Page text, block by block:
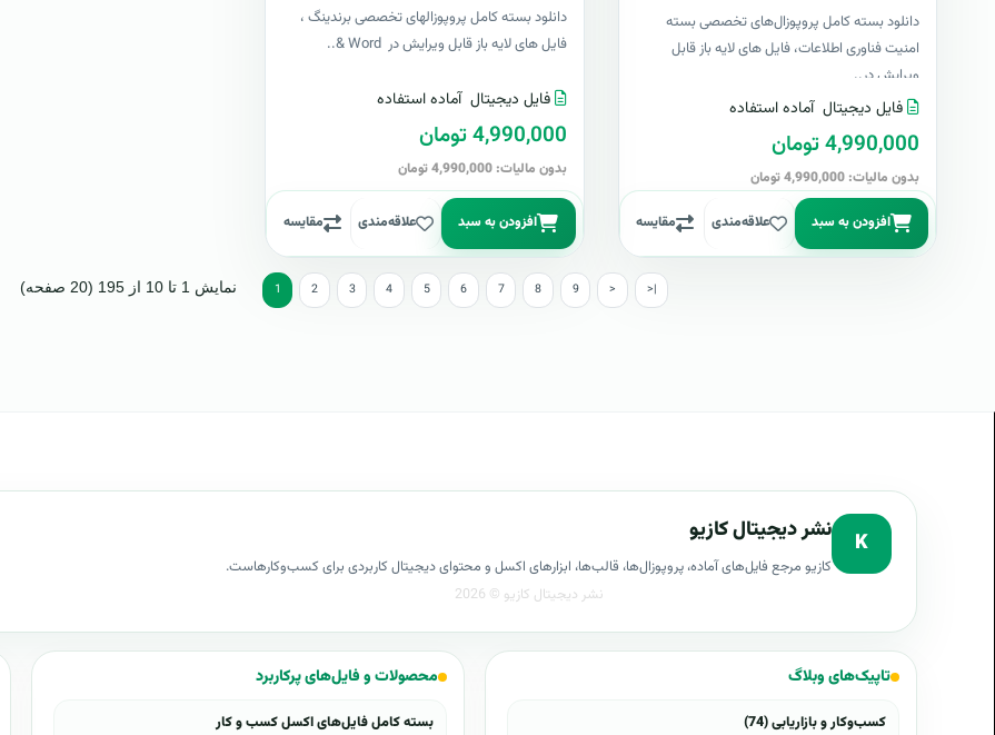
دانلود بسته کامل پروپوزال‌های تخصصی بسته
امنیت فناوری اطلاعات، فایل های لایه باز قابل
ویرایش در..
فایل دیجیتال آماده استفاده
4,990,000 تومان
بدون مالیات: 4,990,000 تومان
افزودن به سبد علاقه‌مندی مقایسه
دانلود بسته کامل پروپوزالهای تخصصی برندینگ ،
فایل های لایه باز قابل ویرایش در Word &..
فایل دیجیتال آماده استفاده
4,990,000 تومان
بدون مالیات: 4,990,000 تومان
افزودن به سبد علاقه‌مندی مقایسه
1 2 3 4 5 6 7 8 9 > >| نمایش 1 تا 10 از 195 (20 صفحه)
K نشر دیجیتال کازیو
کازیو مرجع فایل‌های آماده، پروپوزال‌ها، قالب‌ها، ابزارهای اکسل و محتوای دیجیتال کاربردی برای کسب‌وکارهاست.
تاپیک‌های وبلاگ
کسب‌وکار و بازاریابی (74)
محصولات و فایل‌های پرکاربرد
بسته کامل فایل‌های اکسل کسب و کار